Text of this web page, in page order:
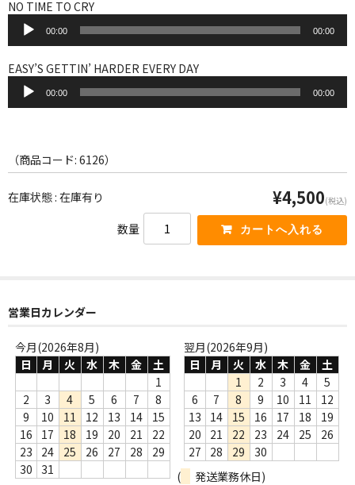
Webのみ no.1
Webのみ no.3
Webのみ no.4
Help
送料
返品
コンディション
Privacy Policy
特定商取引法に基づく表示
Contact
NO TIME TO CRY
プ
レ
ー
ー
00:00 00:00
EASY’S GETTIN’ HARDER EVERY DAY
プ
ヤ
ー
00:00 00:00
（商品コード: 6126）
在庫状態 : 在庫有り ¥4,500(税込)
数量
営業日カレンダー
今月(2026年8月)
日
月 火 水 木 金
土
1
2
3 4 5 6 7
8
9
10 11 12 13 14
15
16
17 18 19 20 21
22
23
24 25 26 27 28
29
30
31
翌月(2026年9月)
日
月 火 水 木 金
土
1
2 3 4
5
6
7 8 9 10 11
12
13
14 15 16 17 18
19
20
21 22 23 24 25
26
27
28 29
30
(
発送業務休日)